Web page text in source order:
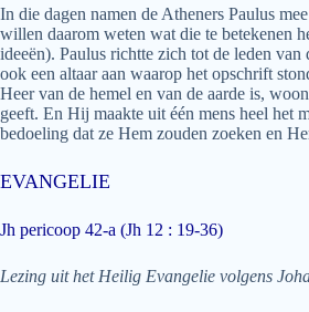
In die dagen namen de Atheners Paulus
willen daarom weten wat die te betekenen
ideeën). Paulus richtte zich tot de leden
ook een altaar aan waarop het opschrift
Heer van de hemel en van de aarde is,
geeft. En Hij maakte uit één mens heel het
bedoeling dat ze Hem zouden zoeken en
EVANGELIE
Jh pericoop 42-a (Jh 12 : 19-36)
Lezing uit het Heilig Evangelie volgens